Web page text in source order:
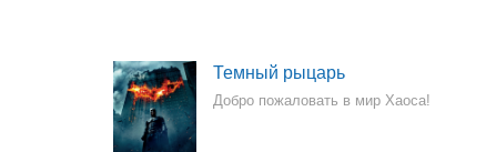
Темный рыцарь
Добро пожаловать в мир Хаоса!